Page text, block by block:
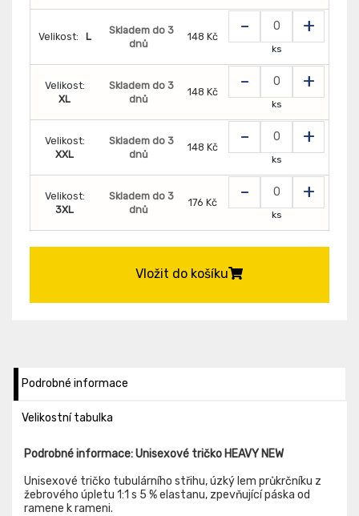
Velikost: L
Skladem do 3
dnů
148 Kč - +
ks
Velikost:
XL
Skladem do 3
dnů
148 Kč - +
ks
Velikost:
XXL
Skladem do 3
dnů
148 Kč - +
ks
Velikost:
3XL
Skladem do 3
dnů
176 Kč - +
ks
Vložit do košíku
Podrobné informace
Velikostní tabulka
Podrobné informace: Unisexové tričko HEAVY NEW
Unisexové tričko tubulárního střihu, úzký lem průkrčníku z
žebrového úpletu 1:1 s 5 % elastanu, zpevňující páska od
ramene k rameni.